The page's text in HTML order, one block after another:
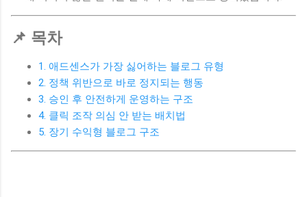
📌 목차
1. 애드센스가 가장 싫어하는 블로그 유형
2. 정책 위반으로 바로 정지되는 행동
3. 승인 후 안전하게 운영하는 구조
4. 클릭 조작 의심 안 받는 배치법
5. 장기 수익형 블로그 구조